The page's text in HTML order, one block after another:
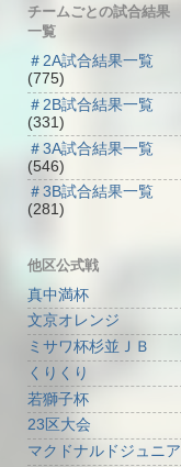
チームごとの試合結果
一覧
＃2A試合結果一覧
(775)
＃2B試合結果一覧
(331)
＃3A試合結果一覧
(546)
＃3B試合結果一覧
(281)
他区公式戦
真中満杯
文京オレンジ
ミサワ杯杉並ＪＢ
くりくり
若獅子杯
23区大会
マクドナルドジュニア